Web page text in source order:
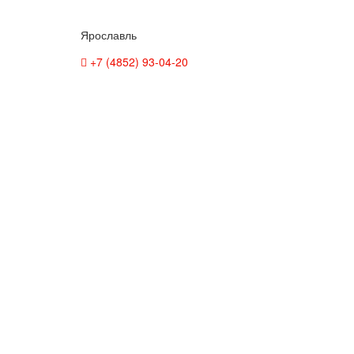
Ярославль
+7 (4852) 93-04-20